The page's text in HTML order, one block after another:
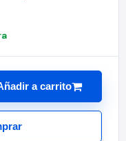
a carrito